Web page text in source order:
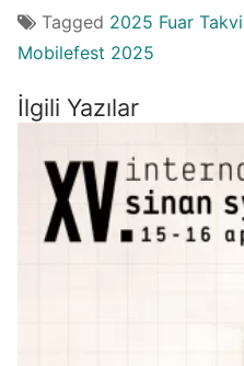
Tagged 2025 Fuar
Mobilefest 2025
İlgili Yazılar